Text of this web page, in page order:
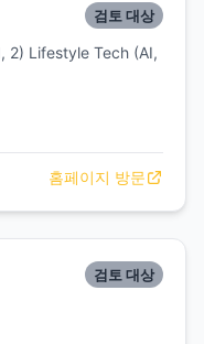
검토 대상
2) Lifestyle Tech (AI,
홈페이지 방문
검토 대상